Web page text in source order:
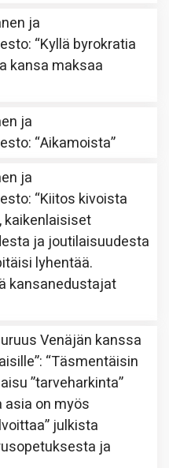
ja
: “Kyllä byrokratia
kansa maksaa
ja
: “Aikamoista”
ja
: “Kiitos kivoista
kaikenlaisiset
ja joutilaisuudesta
lyhentää.
kansanedustajat
Venäjän kanssa
: “Täsmentäisin
”tarveharkinta”
on myös
julkista
ja